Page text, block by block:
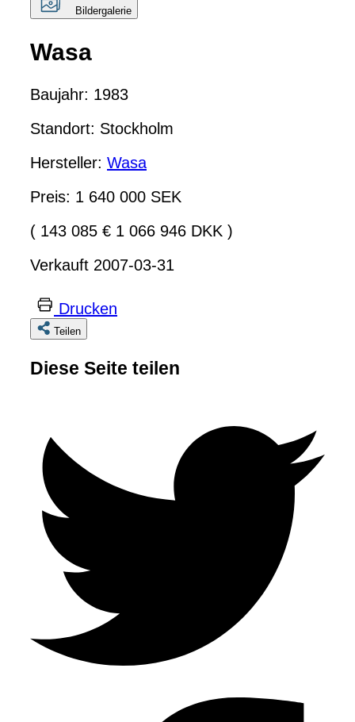
Bildergalerie
Wasa
Baujahr: 1983
Standort: Stockholm
Hersteller: Wasa
Preis: 1 640 000 SEK
( 143 085 € 1 066 946 DKK )
Verkauft 2007-03-31
Drucken
Teilen
Diese Seite teilen